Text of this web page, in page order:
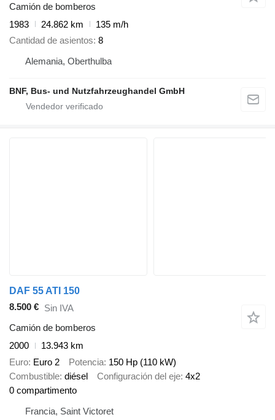
Camión de bomberos
1983
24.862 km
135 m/h
Cantidad de asientos 8
Alemania, Oberthulba
BNF, Bus- und Nutzfahrzeughandel GmbH
DAF 55 ATI 150
8.500 € Sin IVA
Camión de bomberos
2000
13.943 km
Euro Euro 2 Potencia 150 Hp (110 kW)
Combustible diésel Configuración del eje 4x2
0 compartimento
Francia, Saint Victoret